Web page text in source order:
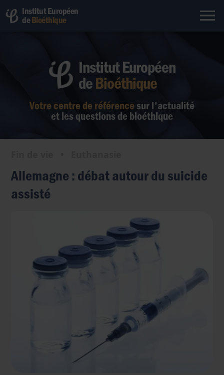
Institut Européen
deBioéthique
Votre centre de référence sur l'actualité
et les questions de bioéthique
Institut Européen
deBioéthique
Allemagne : débat autour du suicide
assisté